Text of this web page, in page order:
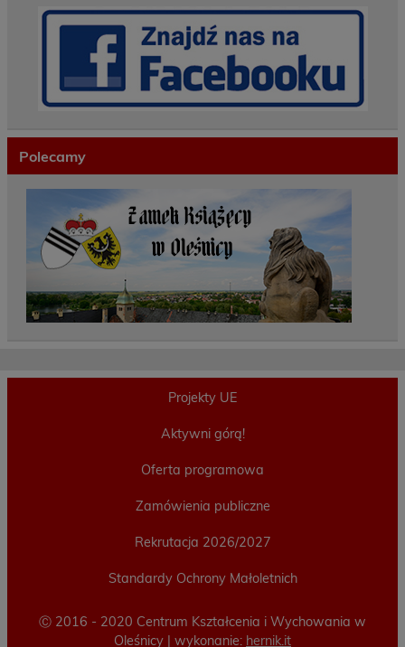
Polecamy
Projekty UE
Aktywni górą!
Oferta programowa
Zamówienia publiczne
Rekrutacja 2026/2027
Standardy Ochrony Małoletnich
Ⓒ 2016 - 2020 Centrum Kształcenia i Wychowania w
Oleśnicy | wykonanie: hernik.it